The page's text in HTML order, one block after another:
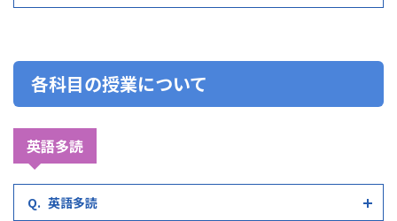
各科目の授業について
英語多読
英語多読